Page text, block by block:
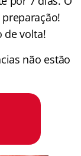
de volta!
não estão